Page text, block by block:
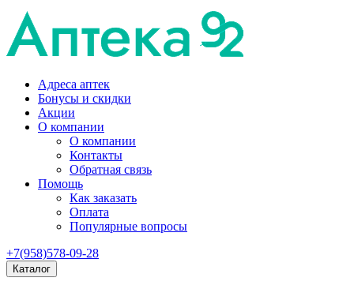
Адреса аптек
Бонусы и скидки
Акции
О компании
О компании
Контакты
Обратная связь
Помощь
Как заказать
Оплата
Популярные вопросы
+7(958)578-09-28
Каталог